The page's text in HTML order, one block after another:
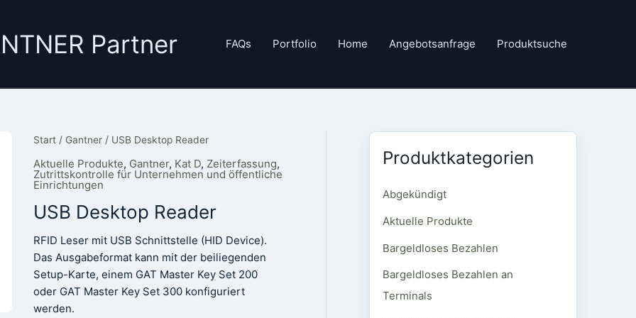
Partner FAQs Portfolio Home Angebotsanfrage Produktsuche
Start / Gantner / USB Desktop Reader
Aktuelle Produkte, Gantner, Kat D, Zeiterfassung,
Zutrittskontrolle für Unternehmen und öffentliche
Einrichtungen
USB Desktop Reader
RFID Leser mit USB Schnittstelle (HID Device).
Das Ausgabeformat kann mit der beiliegenden
Setup-Karte, einem GAT Master Key Set 200
oder GAT Master Key Set 300 konfiguriert
werden.
Produktkategorien
Abgekündigt
Aktuelle Produkte
Bargeldloses Bezahlen
Bargeldloses Bezahlen an
Terminals